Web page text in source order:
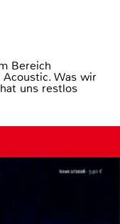
Bereich
Acoustic. Was wir
uns restlos